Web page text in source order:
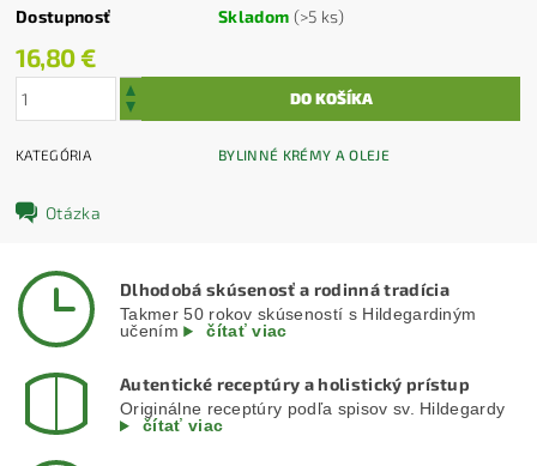
Dostupnosť Skladom (>5 ks)
16,80 €
KATEGÓRIA BYLINNÉ KRÉMY A OLEJE
Otázka
Dlhodobá skúsenosť a rodinná tradícia
Takmer 50 rokov skúseností s Hildegardiným
učením
čítať viac
Autentické receptúry a holistický prístup
Originálne receptúry podľa spisov sv. Hildegardy
čítať viac